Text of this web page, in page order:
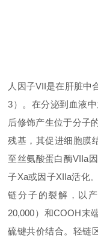
人因子VII是在肝脏中
3）。在分泌到血液
后修饰产生位于分子
残基，其促进细胞膜
至丝氨酸蛋白酶VIIa
子Xa或因子XIIa活化
链分子的裂解，以
20,000）和COOH末
硫键共价结合。轻链